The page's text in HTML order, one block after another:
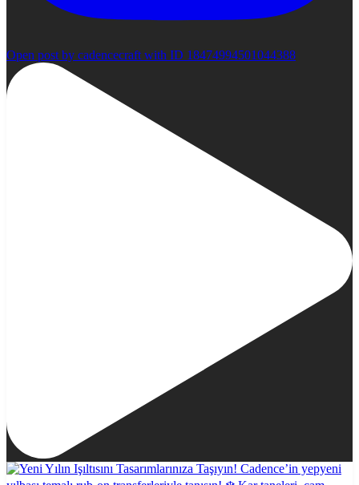
Open post by cadencecraft with ID 18474994501044388